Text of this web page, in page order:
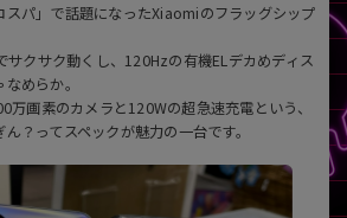
スパ」で話題になったXiaomiのフラッグシップ
クサク動くし、120Hzの有機ELデカめディス
めらか。
万画素のカメラと120Wの超急速充電という、
？ってスペックが魅力の一台です。